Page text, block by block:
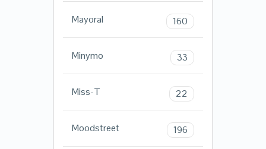
Mayoral 160
Minymo 33
Miss-T 22
Moodstreet 196